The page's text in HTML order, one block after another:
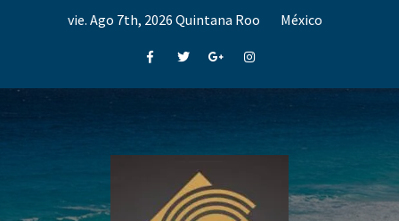
vie. Ago 7th, 2026 Quintana Roo México
FacebookTwitterGoogle+Instagram